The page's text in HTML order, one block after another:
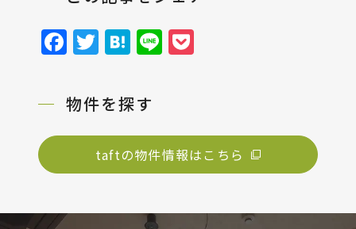
Facebook
Twitter
Hatena
LinePocket
物件を探す
taftの物件情報はこちら